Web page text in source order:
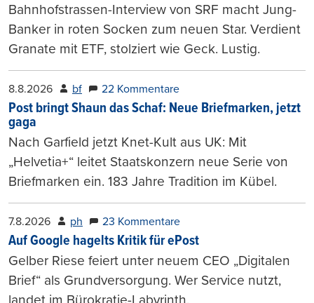
Bahnhofstrassen-Interview von SRF macht Jung-
Banker in roten Socken zum neuen Star. Verdient
Granate mit ETF, stolziert wie Geck. Lustig.
8.8.2026 bf 22 Kommentare
Post bringt Shaun das Schaf: Neue Briefmarken, jetzt
gaga
Nach Garfield jetzt Knet-Kult aus UK: Mit
„Helvetia+“ leitet Staatskonzern neue Serie von
Briefmarken ein. 183 Jahre Tradition im Kübel.
7.8.2026 ph 23 Kommentare
Auf Google hagelts Kritik für ePost
Gelber Riese feiert unter neuem CEO „Digitalen
Brief“ als Grundversorgung. Wer Service nutzt,
landet im Bürokratie-Labyrinth.